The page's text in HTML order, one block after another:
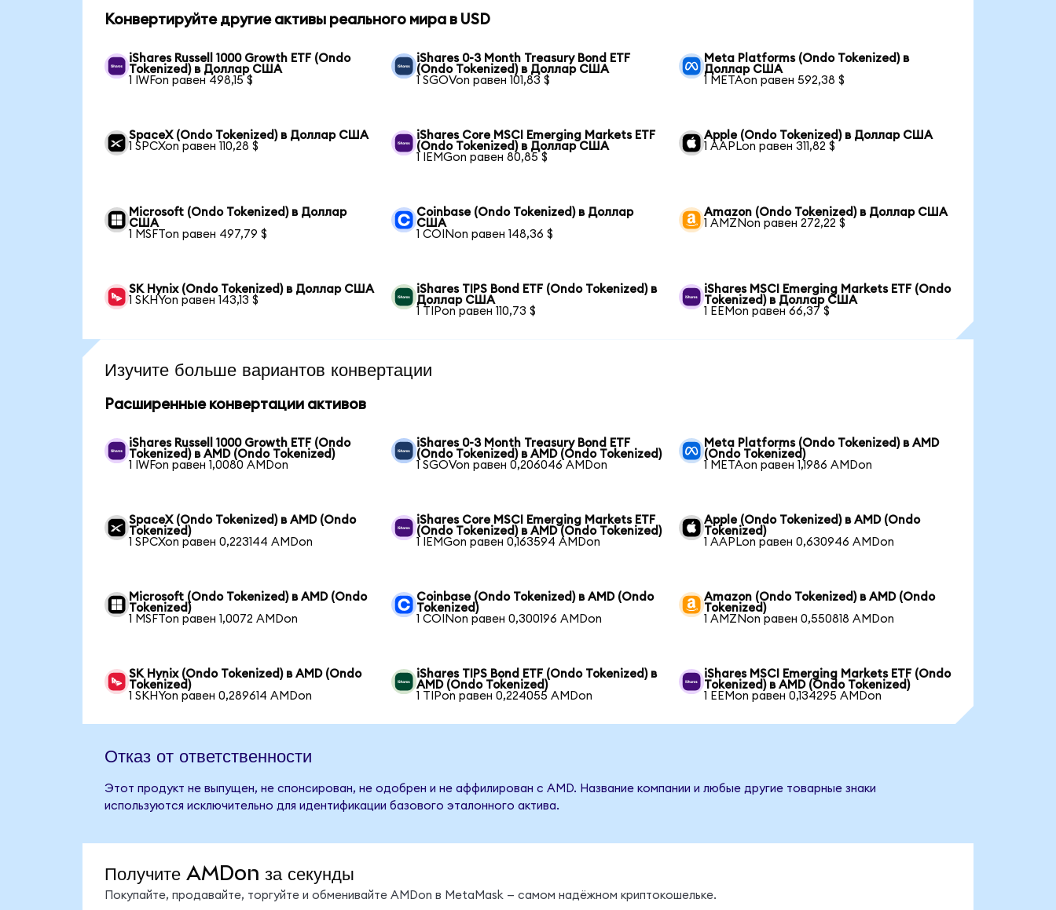
Конвертируйте другие активы реального мира в USD
iShares Russell 1000 Growth ETF (Ondo
Tokenized) в Доллар США
1 IWFon равен 498,15 $
iShares 0-3 Month Treasury Bond ETF
(Ondo Tokenized) в Доллар США
1 SGOVon равен 101,83 $
Meta Platforms (Ondo Tokenized) в
Доллар США
1 METAon равен 592,38 $
SpaceX (Ondo Tokenized) в Доллар США
1 SPCXon равен 110,28 $
iShares Core MSCI Emerging Markets ETF
(Ondo Tokenized) в Доллар США
1 IEMGon равен 80,85 $
Apple (Ondo Tokenized) в Доллар США
1 AAPLon равен 311,82 $
Microsoft (Ondo Tokenized) в Доллар
США
1 MSFTon равен 497,79 $
Coinbase (Ondo Tokenized) в Доллар
США
1 COINon равен 148,36 $
Amazon (Ondo Tokenized) в Доллар США
1 AMZNon равен 272,22 $
SK Hynix (Ondo Tokenized) в Доллар США
1 SKHYon равен 143,13 $
iShares TIPS Bond ETF (Ondo Tokenized) в
Доллар США
1 TIPon равен 110,73 $
iShares MSCI Emerging Markets ETF (Ondo
Tokenized) в Доллар США
1 EEMon равен 66,37 $
Изучите больше вариантов конвертации
Расширенные конвертации активов
iShares Russell 1000 Growth ETF (Ondo
Tokenized) в AMD (Ondo Tokenized)
1 IWFon равен 1,0080 AMDon
iShares 0-3 Month Treasury Bond ETF
(Ondo Tokenized) в AMD (Ondo Tokenized)
1 SGOVon равен 0,206046 AMDon
Meta Platforms (Ondo Tokenized) в AMD
(Ondo Tokenized)
1 METAon равен 1,1986 AMDon
SpaceX (Ondo Tokenized) в AMD (Ondo
Tokenized)
1 SPCXon равен 0,223144 AMDon
iShares Core MSCI Emerging Markets ETF
(Ondo Tokenized) в AMD (Ondo Tokenized)
1 IEMGon равен 0,163594 AMDon
Apple (Ondo Tokenized) в AMD (Ondo
Tokenized)
1 AAPLon равен 0,630946 AMDon
Microsoft (Ondo Tokenized) в AMD (Ondo
Tokenized)
1 MSFTon равен 1,0072 AMDon
Coinbase (Ondo Tokenized) в AMD (Ondo
Tokenized)
1 COINon равен 0,300196 AMDon
Amazon (Ondo Tokenized) в AMD (Ondo
Tokenized)
1 AMZNon равен 0,550818 AMDon
SK Hynix (Ondo Tokenized) в AMD (Ondo
Tokenized)
1 SKHYon равен 0,289614 AMDon
iShares TIPS Bond ETF (Ondo Tokenized) в
AMD (Ondo Tokenized)
1 TIPon равен 0,224055 AMDon
iShares MSCI Emerging Markets ETF (Ondo
Tokenized) в AMD (Ondo Tokenized)
1 EEMon равен 0,134295 AMDon
Отказ от ответственности
Этот продукт не выпущен, не спонсирован, не одобрен и не аффилирован с AMD. Название компании и любые другие товарные знаки
используются исключительно для идентификации базового эталонного актива.
Получите AMDon за секунды
Покупайте, продавайте, торгуйте и обменивайте AMDon в MetaMask — самом надёжном криптокошельке.